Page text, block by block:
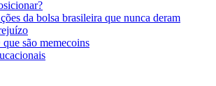
da bolsa brasileira que nunca deram
que são memecoins